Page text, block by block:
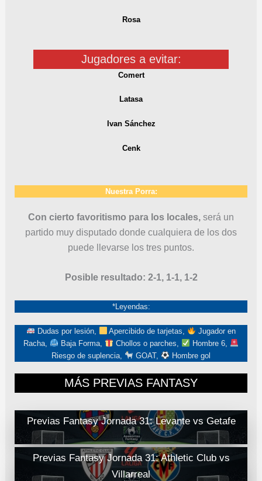
Rosa
Jugadores a evitar:
Comert
Latasa
Ivan Sánchez
Cenk
Nuestra Porra:
Con cierto favoritismo para los locales, será un
partido muy disputado donde cualquiera de los dos
puede llevarse los tres puntos.
Posible resultado: 2-1, 1-1, 1-2
*Leyendas:
Dudas por lesión, Apercibido de tarjetas,
Jugador en
Racha,
Baja Forma, Chollos o parches,
Hombre 6,
Riesgo de suplencia,
GOAT, Hombre gol
MÁS PREVIAS FANTASY
Previas Fantasy Jornada 31: Levante vs Getafe
Previas Fantasy Jornada 31: Athletic Club vs
Villarreal